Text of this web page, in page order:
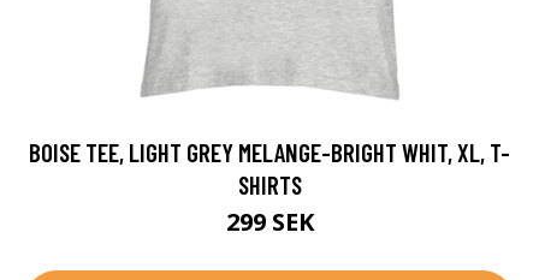
BOISE TEE, LIGHT GREY MELANGE-BRIGHT WHIT, XL, T-
SHIRTS
299 SEK